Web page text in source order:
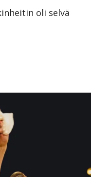
oli selvä